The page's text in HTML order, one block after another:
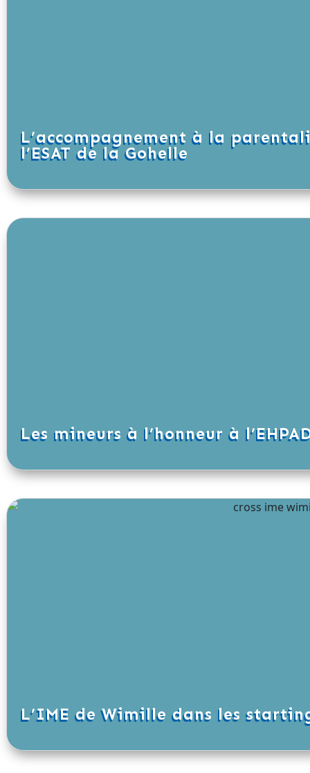
L’accompagnement à la
l’ESAT de la Gohelle
Les mineurs à l’honneur à
L’IME de Wimille dans les